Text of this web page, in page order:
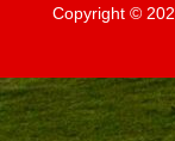
Copyright ©